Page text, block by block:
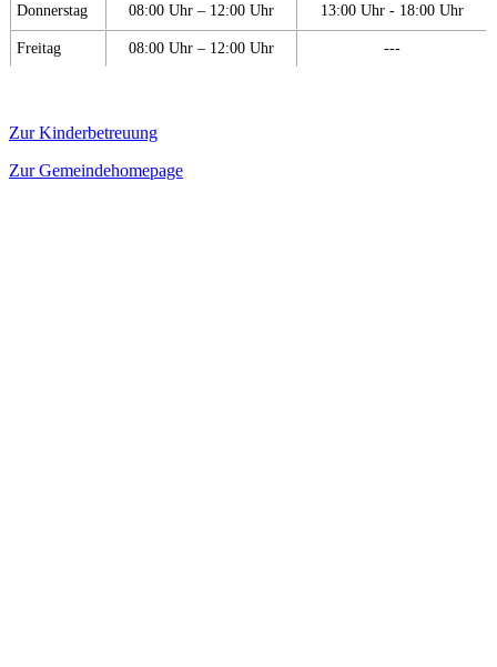
Donnerstag 08:00 Uhr – 12:00 Uhr 13:00 Uhr - 18:00 Uhr
Freitag 08:00 Uhr – 12:00 Uhr ---
Zur Kinderbetreuung
Zur Gemeindehomepage